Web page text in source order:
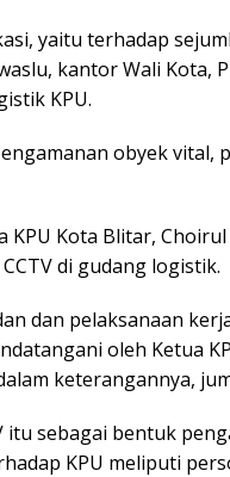
yaitu terhadap
kantor Wali Kota,
KPU.
obyek vital,
KPU Kota Blitar,
di gudang logistik.
dan pelaksanaan
oleh Ketua
keterangannya,
itu sebagai bentuk
KPU meliputi